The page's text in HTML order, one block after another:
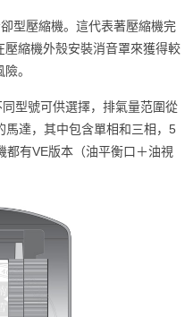
型壓縮機。這代表著壓縮機完
縮機外殼安裝消音罩來獲得較
。
型號可供選擇，排氣量范圍從
達，其中包含單相和三相，5
都有VE版本（油平衡口＋油視